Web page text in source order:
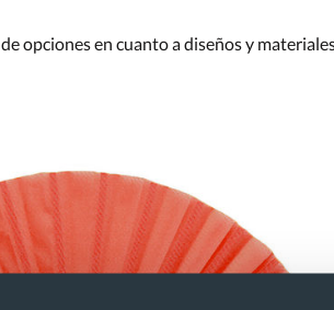
opciones en cuanto a diseños y